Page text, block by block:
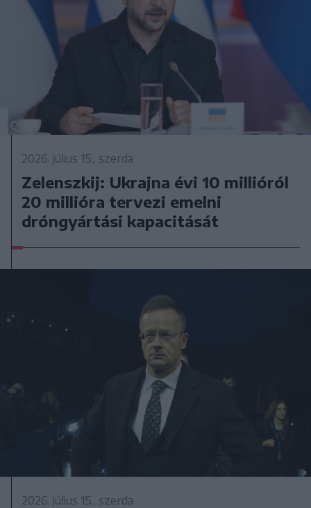
2026. július 15., szerda
Zelenszkij: Ukrajna évi 10 millióról
20 millióra tervezi emelni
dróngyártási kapacitását
2026. július 15., szerda